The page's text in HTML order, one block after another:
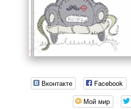
Вконтакте Facebook
Мой мир